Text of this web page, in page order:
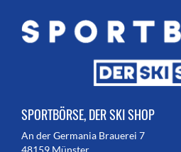
SPORTBÖRSE, DER SKI SHOP
An der Germania Brauerei 7
48159 Münster